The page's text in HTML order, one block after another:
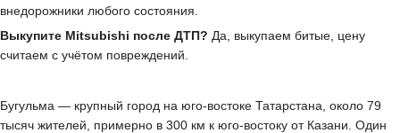
внедорожники любого состояния.
Выкупите Mitsubishi после ДТП? Да, выкупаем битые, цену
считаем с учётом повреждений.
Бугульма — крупный город на юго-востоке Татарстана, около 79
тысяч жителей, примерно в 300 км к юго-востоку от Казани. Один